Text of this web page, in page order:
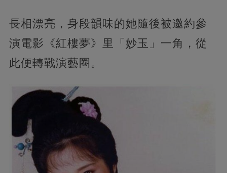
長相漂亮，身段韻味的她隨後被邀約參
演電影《紅樓夢》里「妙玉」一角，從
此便轉戰演藝圈。